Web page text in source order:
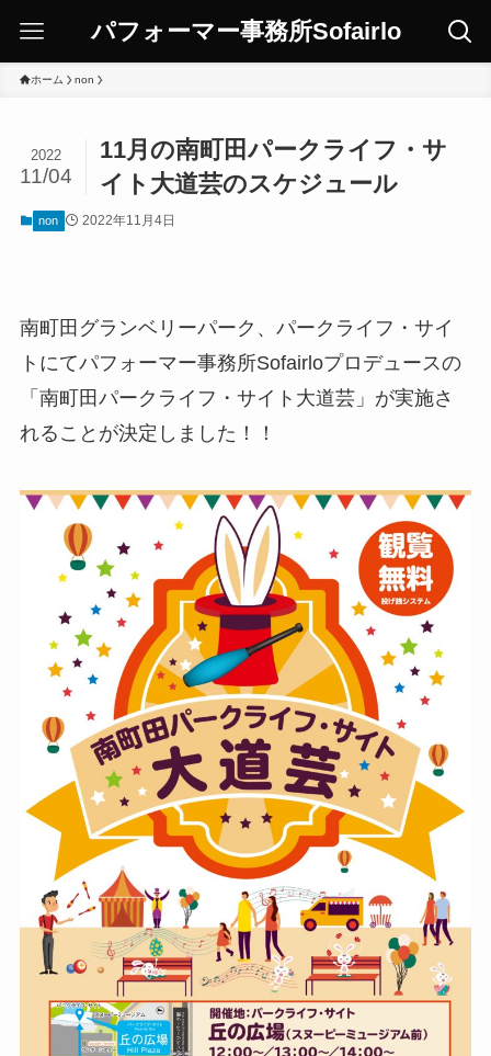
パフォーマー事務所Sofairlo
ホーム non
11月の南町田パークライフ・サ
イト大道芸のスケジュール
2022
11/04
non 2022年11月4日
南町田グランベリーパーク、パークライフ・サイ
トにてパフォーマー事務所Sofairloプロデュースの
「南町田パークライフ・サイト大道芸」が実施さ
れることが決定しました！！